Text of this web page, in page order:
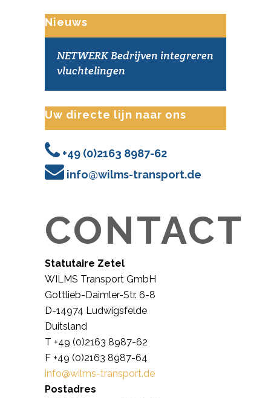
Nieuws
NETWERK Bedrijven integreren
vluchtelingen
Uw directe lijn naar ons
+49 (0)2163 8987-62
info@wilms-transport.de
CONTACT
Statutaire Zetel
WILMS Transport GmbH
Gottlieb-Daimler-Str. 6-8
D-14974 Ludwigsfelde
Duitsland
T +49 (0)2163 8987-62
F +49 (0)2163 8987-64
info@wilms-transport.de
Postadres